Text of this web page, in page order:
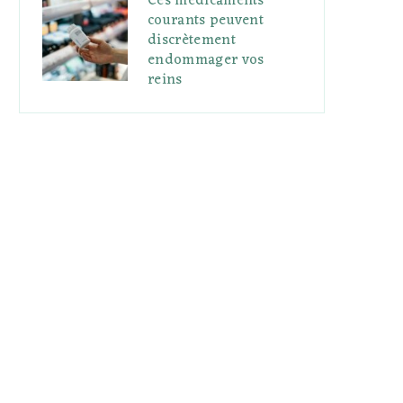
courants peuvent
discrètement
endommager vos
reins